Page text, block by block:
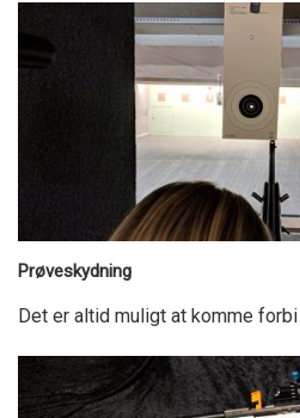
Prøveskydning
Det er altid muligt at komme